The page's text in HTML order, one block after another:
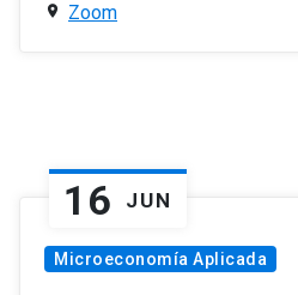
Zoom
16 JUN
Microeconomía Aplicada